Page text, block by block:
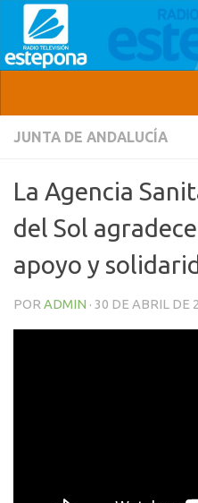
JUNTA DE ANDALUCÍA
La Agencia
del Sol
apoyo y
POR ADMIN · 30 DE ABRIL DE